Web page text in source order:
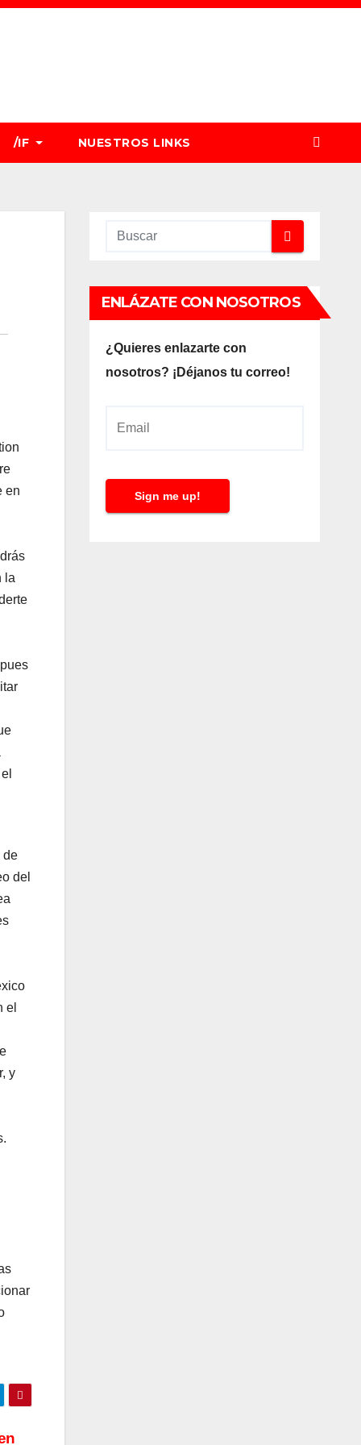
/IF NUESTROS LINKS
en
la
de
del
el
y
ENLÁZATE CON NOSOTROS
¿Quieres enlazarte con
nosotros? ¡Déjanos tu correo!
l
Sign me up!